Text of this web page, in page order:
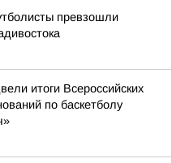
превзошли
итоги Всероссийских
по баскетболу